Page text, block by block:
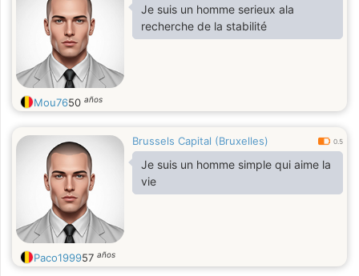
Je suis un homme serieux ala
recherche de la stabilité
Mou7650 años
Brussels Capital (Bruxelles) 0.5
Je suis un homme simple qui aime la
vie
Paco199957 años